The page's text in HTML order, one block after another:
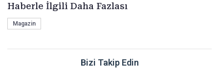
Haberle İlgili Daha Fazlası
Magazin
Bizi Takip Edin